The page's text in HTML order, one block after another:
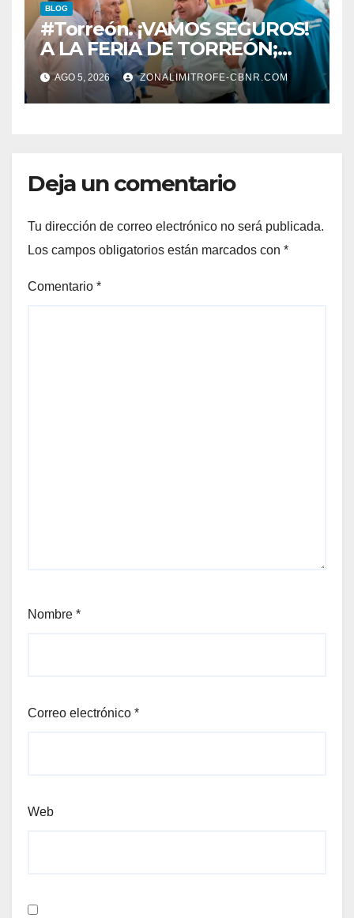
BLOG
#Torreón. ¡VAMOS SEGUROS!
A LA FERIA DE TORREÓN;
ALISTAN EDICIÓN 80
AGO 5, 2026 ZONALIMITROFE-CBNR.COM
Deja un comentario
Tu dirección de correo electrónico no será publicada.
Los campos obligatorios están marcados con *
Comentario *
Nombre *
Correo electrónico *
Web